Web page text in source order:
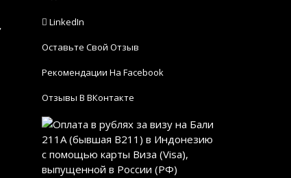
LinkedIn
Оставьте Свой Отзыв
Рекомендации На Facebook
Отзывы В ВКонтакте